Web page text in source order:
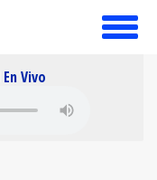
toggle
En Vivo